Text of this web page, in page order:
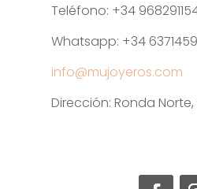
Teléfono: +34
Whatsapp: +34
info@mujoyeros.com
Dirección: Ronda Norte,